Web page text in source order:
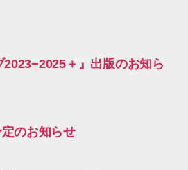
2023−2025＋』出版のお知ら
のお知らせ